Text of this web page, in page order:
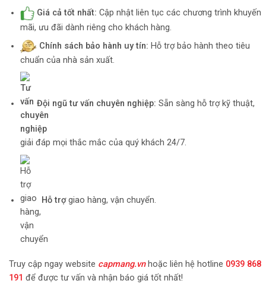
Giá cả tốt nhất: Cập nhật liên tục các chương trình khuyến
mãi, ưu đãi dành riêng cho khách hàng.
Chính sách bảo hành uy tín: Hỗ trợ bảo hành theo tiêu
chuẩn của nhà sản xuất.
Đội ngũ tư vấn chuyên nghiệp: Sẵn sàng hỗ trợ kỹ thuật,
giải đáp mọi thắc mắc của quý khách 24/7.
Hỗ trợgiao hàng, vận chuyển.
Truy cập ngay website capmang.vnhoặc liên hệ hotline 0939 868
191 để được tư vấn và nhận báo giá tốt nhất!